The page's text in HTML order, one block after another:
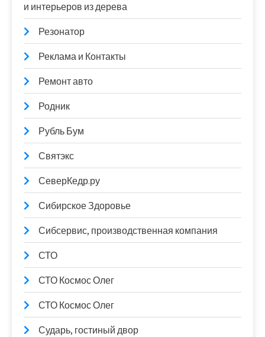
и интерьеров из дерева
Резонатор
Реклама и Контакты
Ремонт авто
Родник
Рубль Бум
Святэкс
СеверКедр.ру
Сибирское Здоровье
Сибсервис, производственная компания
СТО
СТО Космос Олег
СТО Космос Олег
Сударь, гостиный двор